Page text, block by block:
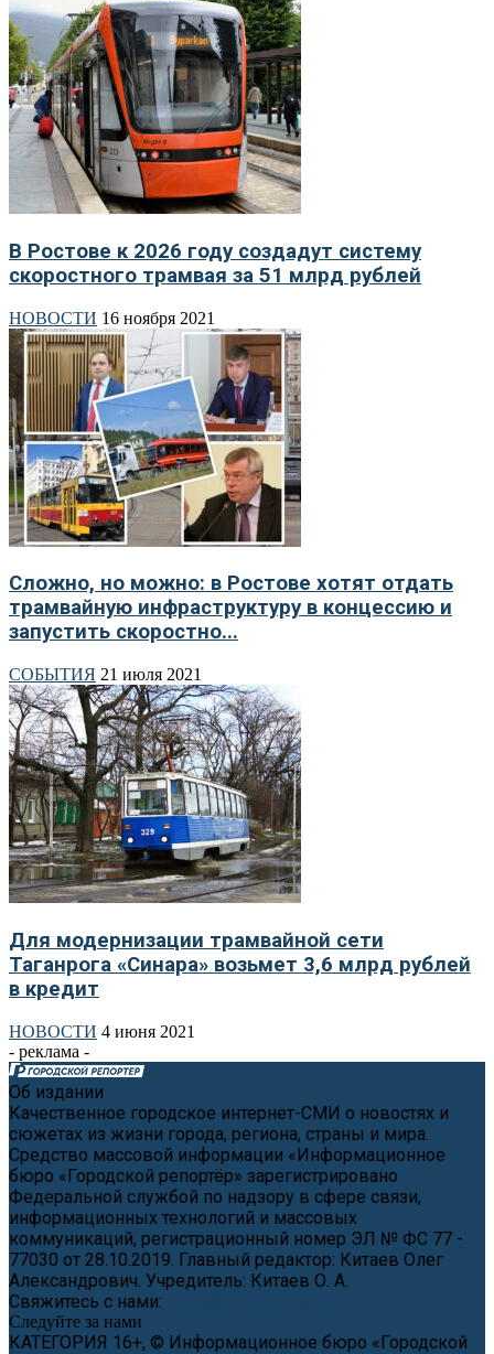
В Ростове к 2026 году создадут систему
скоростного трамвая за 51 млрд рублей
НОВОСТИ 16 ноября 2021
Сложно, но можно: в Ростове хотят отдать
трамвайную инфраструктуру в концессию и
запустить скоростно...
СОБЫТИЯ 21 июля 2021
Для модернизации трамвайной сети
Таганрога «Синара» возьмет 3,6 млрд рублей
в кредит
НОВОСТИ 4 июня 2021
- реклама -
Об издании
Качественное городское интернет-СМИ о новостях и
сюжетах из жизни города, региона, страны и мира.
Средство массовой информации «Информационное
бюро «Городской репортёр» зарегистрировано
Федеральной службой по надзору в сфере связи,
информационных технологий и массовых
коммуникаций, регистрационный номер ЭЛ № ФС 77 -
77030 от 28.10.2019. Главный редактор: Китаев Олег
Александрович. Учредитель: Китаев О. А.
Свяжитесь с нами:
Следуйте за нами
КАТЕГОРИЯ 16+, © Информационное бюро «Городской